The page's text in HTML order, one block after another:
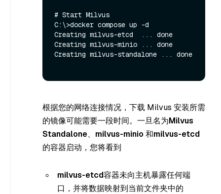
# Start Milvus
C:\>docker compose up -d
Creating milvus-etcd  ... done
Creating milvus-minio ... done
Creating milvus-standalone ... done
根据您的网络连接情况，下载 Milvus 安装所需
的镜像可能需要一段时间。一旦名为Milvus
Standalone、 milvus-minio和milvus-etcd
的容器启动，您将看到
milvus-etcd容器未向主机暴露任何端
口，并将数据映射到当前文件夹中的